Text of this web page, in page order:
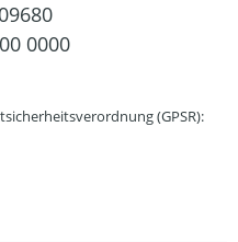
0000
(GPSR):